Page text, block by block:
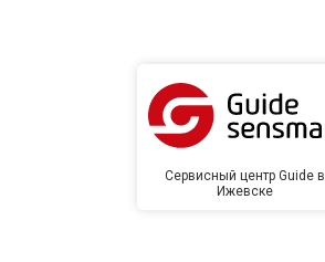
Сервисный центр Guide в
Ижевске